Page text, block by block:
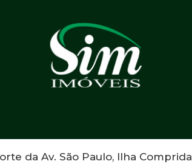
da Av. São Paulo, Ilha Comprida